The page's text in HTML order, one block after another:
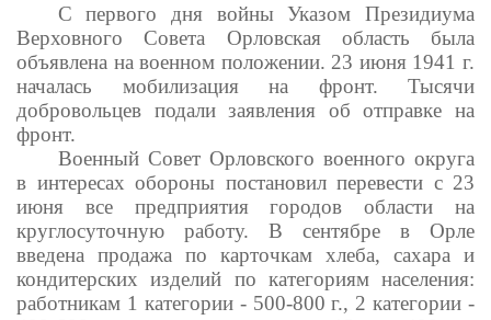
С первого дня войны Указом Президиума
Верховного Совета Орловская область была
объявлена на военном положении. 23 июня 1941 г.
началась мобилизация на фронт. Тысячи
добровольцев подали заявления об отправке на
фронт.
Военный Совет Орловского военного округа
в интересах обороны постановил перевести с 23
июня все предприятия городов области на
круглосуточную работу. В сентябре в Орле
введена продажа по карточкам хлеба, сахара и
кондитерских изделий по категориям населения:
работникам 1 категории - 500-800 г., 2 категории -